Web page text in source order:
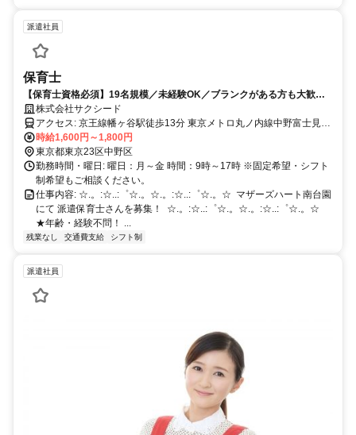
派遣社員
保育士
【保育士資格必須】19名規模／未経験OK／ブランクがある方も大歓迎
／完全週休二日／残業・持ち帰りなし／勤務時間等相談可能◎
株式会社サクシード
アクセス: 京王線幡ヶ谷駅徒歩13分 東京メトロ丸ノ内線中野富士見町
駅徒歩14分
時給1,600円～1,800円
東京都東京23区中野区
勤務時間・曜日: 曜日：月～金 時間：9時～17時 ※固定希望・シフト
制希望もご相談ください。
仕事内容: ☆.。:☆..:゜☆.。☆.。:☆..:゜☆.。☆ ㅤ マザーズハート南台園
にて 派遣保育士さんを募集！ ㅤ ☆.。:☆..:゜☆.。☆.。:☆..:゜☆.。☆ ㅤ
★年齢・経験不問！ ...
残業なし 交通費支給 シフト制
派遣社員